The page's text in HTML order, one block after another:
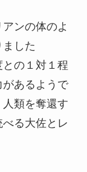
ンの体のよ
した
の１対１程
あるようで
類を奪還す
る大佐とレ